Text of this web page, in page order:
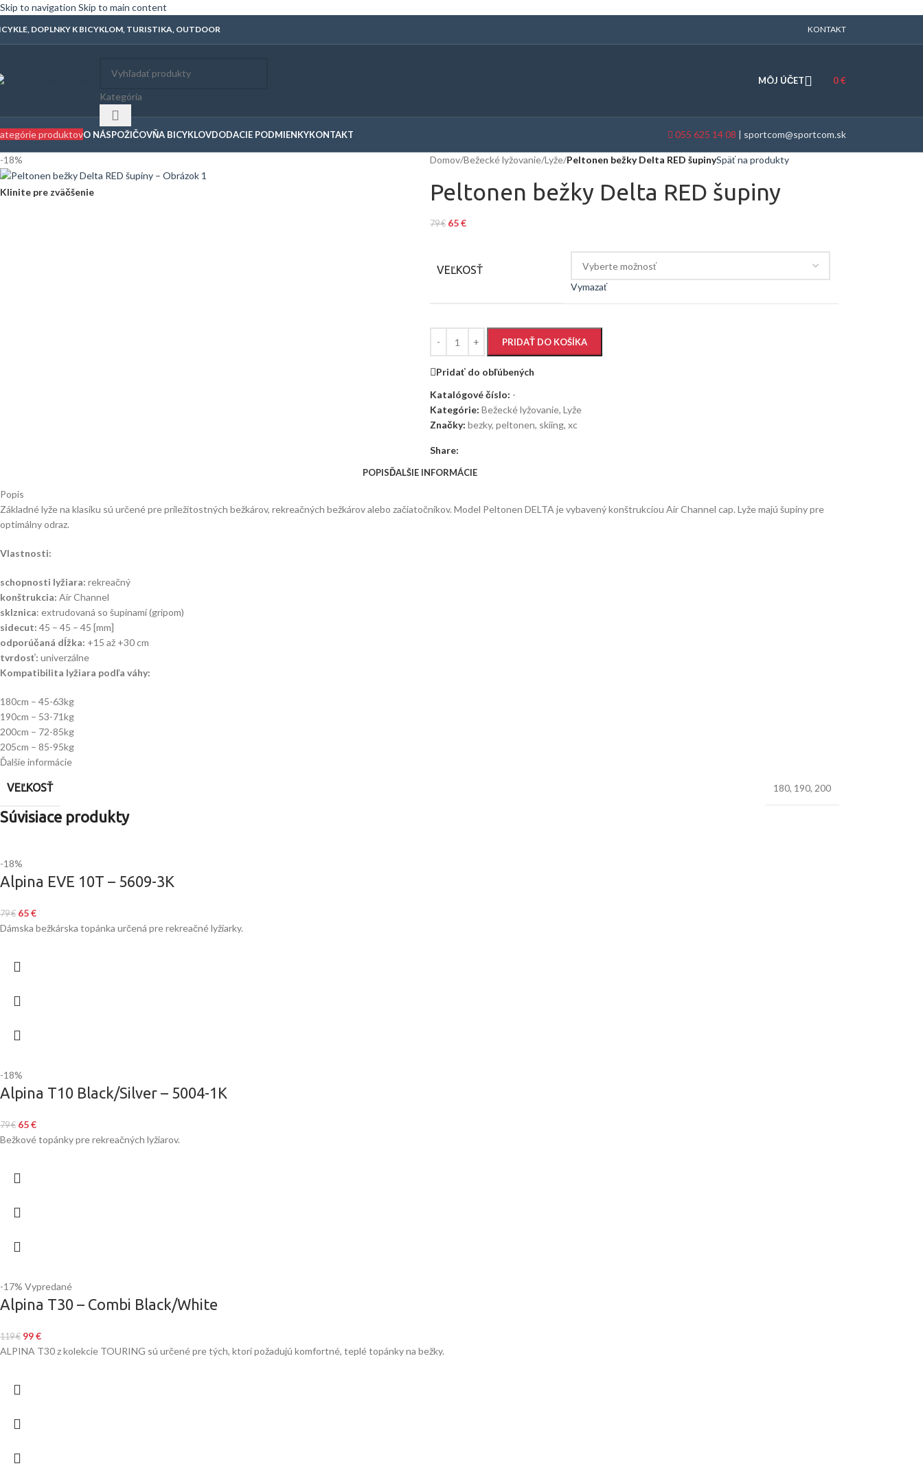
Skip to navigation Skip to main content
DOPLNKY K BICYKLOM, TURISTIKA, OUTDOOR KONTAKT
Kategória
MÔJ ÚČET 0€
produktovO NÁSPOŽIČOVŇA BICYKLOVDODACIE PODMIENKYKONTAKT 055 625 14 08 | sportcom@sportcom.sk
-18%
Klinite pre zväčšenie
Domov/Bežecké lyžovanie/Lyže/Peltonen bežky Delta RED šupinySpäť na produkty
Peltonen bežky Delta RED šupiny
79€ 65€
VEĽKOSŤ
Vymazať
PRIDAŤ DO KOŠÍKA
Pridať do obľúbených
Katalógové číslo: -
Kategórie: Bežecké lyžovanie, Lyže
Značky: bezky, peltonen, skiing, xc
Share:
POPISĎALŠIE INFORMÁCIE
Popis
Základné lyže na klasiku sú určené pre príležitostných bežkárov, rekreačných bežkárov alebo začiatočníkov. Model Peltonen DELTA je vybavený konštrukciou Air Channel cap. Lyže majú šupiny pre
optimálny odraz.
Vlastnosti:
schopnosti lyžiara: rekreačný
konštrukcia: Air Channel
sklznica: extrudovaná so šupinami (gripom)
sidecut: 45 – 45 – 45 [mm]
odporúčaná dĺžka: +15 až +30 cm
tvrdosť: univerzálne
Kompatibilita lyžiara podľa váhy:
180cm – 45-63kg
190cm – 53-71kg
200cm – 72-85kg
205cm – 85-95kg
Ďalšie informácie
VEĽKOSŤ 180, 190, 200
Súvisiace produkty
-18%
Alpina EVE 10T – 5609-3K
79€ 65€
Dámska bežkárska topánka určená pre rekreačné lyžiarky.
-18%
Alpina T10 Black/Silver – 5004-1K
79€ 65€
Bežkové topánky pre rekreačných lyžiarov.
-17% Vypredané
Alpina T30 – Combi Black/White
119€ 99€
ALPINA T30 z kolekcie TOURING sú určené pre tých, ktorí požadujú komfortné, teplé topánky na bežky.